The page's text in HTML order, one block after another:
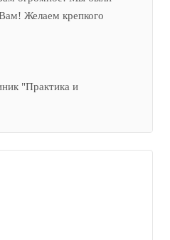
Желаем крепкого
"Практика и